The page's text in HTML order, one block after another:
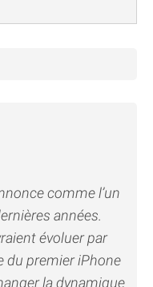
comme l’un
années.
évoluer par
du premier iPhone
la dynamique